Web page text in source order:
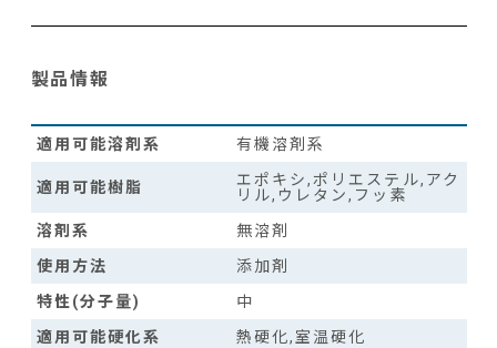
製品情報
適用可能溶剤系 有機溶剤系
適用可能樹脂
エポキシ,ポリエステル,アク
リル,ウレタン,フッ素
溶剤系
無溶剤
使用方法
添加剤
特性(分子量)
中
適用可能硬化系
熱硬化,室温硬化